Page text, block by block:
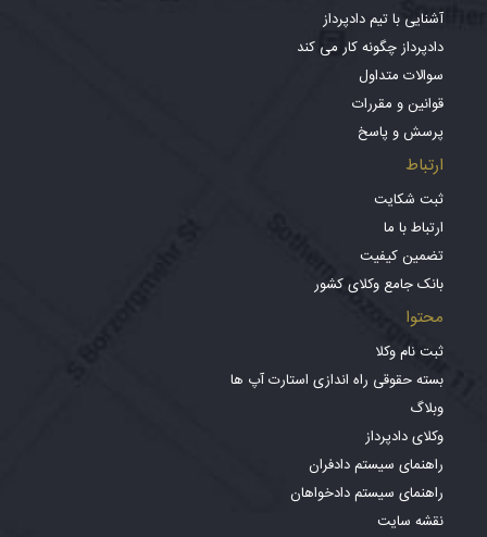
آشنایی با تیم دادپرداز
دادپرداز چگونه کار می کند
سوالات متداول
قوانین و مقررات
پرسش و پاسخ
ارتباط
ثبت شکایت
ارتباط با ما
تضمین کیفیت
بانک جامع وکلای کشور
محتوا
ثبت نام وکلا
بسته حقوقی راه اندازی استارت آپ ها
وبلاگ
وکلای دادپرداز
راهنمای سیستم دادفران
راهنمای سیستم دادخواهان
نقشه سایت